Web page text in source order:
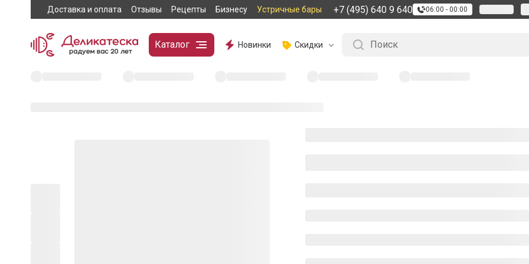
Доставка и оплата Отзывы Рецепты Бизнесу Устричные бары +7 (495) 640 9 640 06:00 - 00:00
Каталог Новинки Скидки